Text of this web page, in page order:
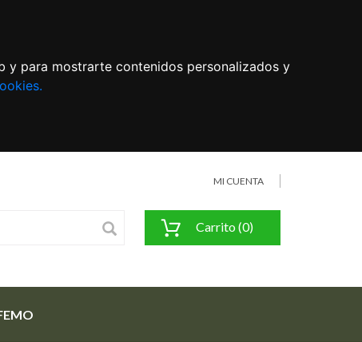
y para mostrarte contenidos personalizados y
MI CUENTA
Carrito (0)